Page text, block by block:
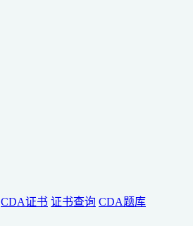
CDA证书 证书查询 CDA题库